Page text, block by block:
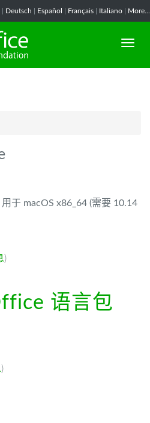
Deutsch Español Français Italiano More...
于 macOS x86_64 (需要 10.14
)
语言包
)